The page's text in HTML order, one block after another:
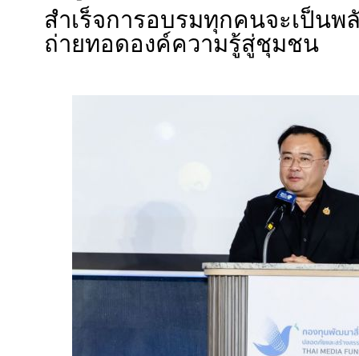
สำเร็จการอบรมทุกคนจะเป็นพ
ถ่ายทอดองค์ความรู้สู่ชุมชน